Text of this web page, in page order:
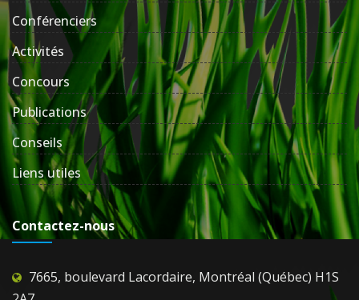
Conférenciers
Activités
Concours
Publications
Conseils
Liens utiles
Contactez-nous
7665, boulevard Lacordaire, Montréal (Québec) H1S